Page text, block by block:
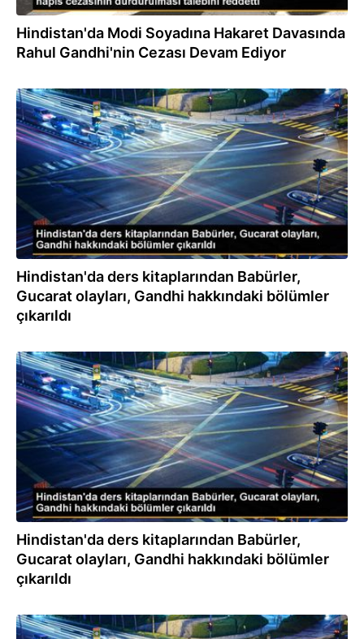
Hindistan'da Modi Soyadına Hakaret Davasında
Rahul Gandhi'nin Cezası Devam Ediyor
05.04.2023
Hindistan'da ders kitaplarından Babürler,
Gucarat olayları, Gandhi hakkındaki bölümler
çıkarıldı
05.04.2023
Hindistan'da ders kitaplarından Babürler,
Gucarat olayları, Gandhi hakkındaki bölümler
çıkarıldı
03.04.2023